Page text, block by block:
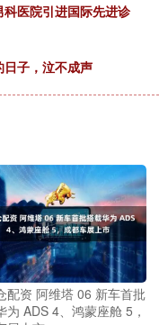
医院引进国际先进诊
子，泣不成声
配资 阿维塔 06 新车首批
为 ADS 4、鸿蒙座舱 5，